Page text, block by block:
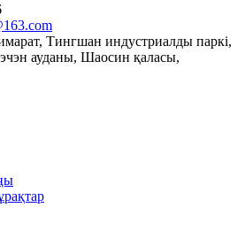
Тингшан индустриалды паркі,
ауданы, Шаосин қаласы,